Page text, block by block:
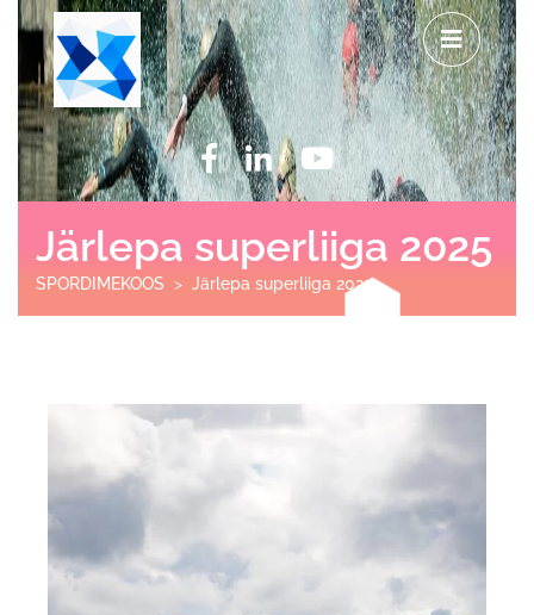
Järlepa superliiga 2025
SPORDIMEKOOS > Järlepa superliiga 2025